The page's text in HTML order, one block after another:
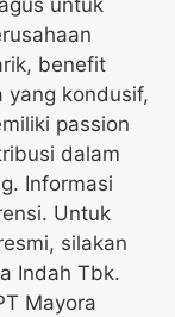
untuk
benefit
yang kondusif,
passion
dalam
Informasi
Untuk
silakan
Indah Tbk.
Mayora